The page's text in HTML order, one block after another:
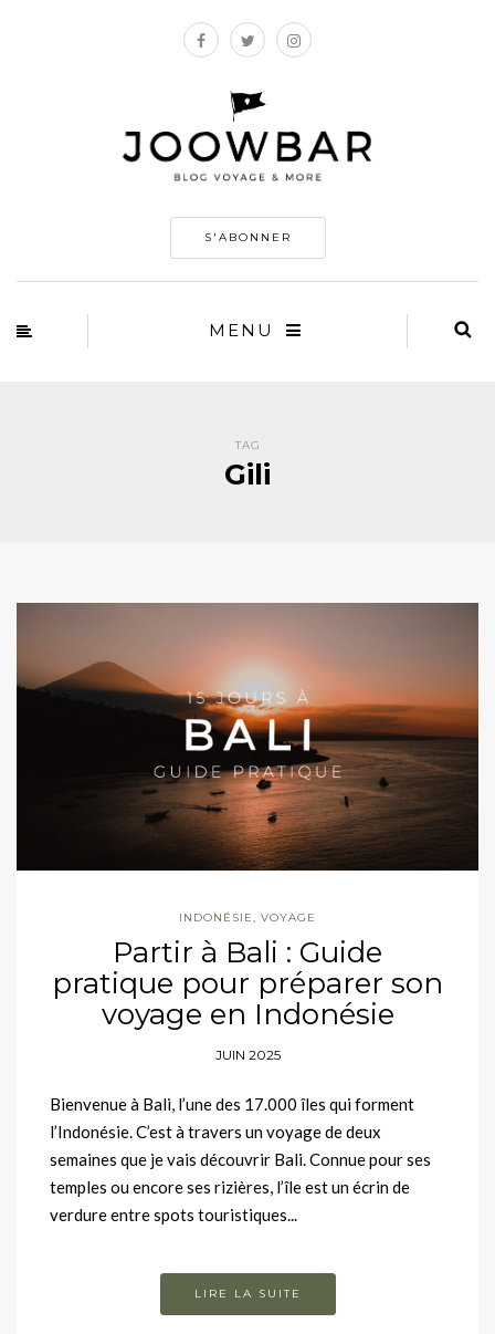
S'ABONNER
MENU
TAG
Gili
INDONÉSIE VOYAGE
Partir à Bali : Guide
pratique pour préparer son
voyage en Indonésie
JUIN 2025
Bienvenue à Bali, l’une des 17.000 îles qui forment
l’Indonésie. C’est à travers un voyage de deux
semaines que je vais découvrir Bali. Connue pour ses
temples ou encore ses rizières, l’île est un écrin de
verdure entre spots touristiques...
LIRE LA SUITE